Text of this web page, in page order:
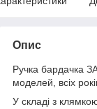
Опис
Ручка бардачка
моделей, всіх
У складі з